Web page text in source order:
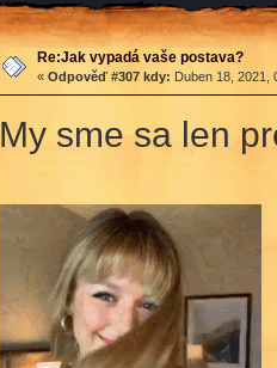
Re:Jak vypadá vaše postava?
« Odpověď #307 kdy: Duben 18, 2021,
My sme sa len